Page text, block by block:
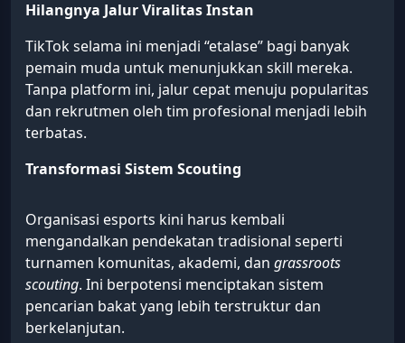
Hilangnya Jalur Viralitas Instan
TikTok selama ini menjadi “etalase” bagi banyak
pemain muda untuk menunjukkan skill mereka.
Tanpa platform ini, jalur cepat menuju popularitas
dan rekrutmen oleh tim profesional menjadi lebih
terbatas.
Transformasi Sistem Scouting
Organisasi esports kini harus kembali
mengandalkan pendekatan tradisional seperti
turnamen komunitas, akademi, dan grassroots
scouting. Ini berpotensi menciptakan sistem
pencarian bakat yang lebih terstruktur dan
berkelanjutan.